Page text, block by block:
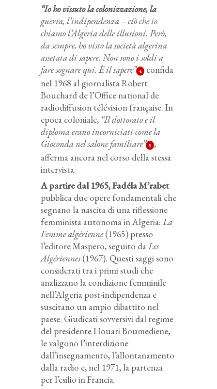
“Io ho vissuto la colonizzazione, la
guerra, l’indipendenza – ciò che io
chiamo l’Algeria delle illusioni. Però,
da sempre, ho visto la società algerina
assetata di sapere. Non sono i soldi a
fare sognare qui. È il sapere” 4
confida
nel 1968 al giornalista Robert
Bouchard de l’Office national de
radiodiffusion télévision française. In
epoca coloniale, “Il dottorato e il
diploma erano incorniciati come la
Gioconda nel salone familiare” 5 ,
afferma ancora nel corso della stessa
intervista.
A partire dal 1965, Fadéla M’rabet
pubblica due opere fondamentali che
segnano la nascita di una riflessione
femminista autonoma in Algeria: La
Femme algérienne(1965) presso
l’editore Maspero, seguito daLes
Algériennes(1967). Questi saggi sono
considerati tra i primi studi che
analizzano la condizione femminile
nell’Algeria post-indipendenza e
suscitano un ampio dibattito nel
paese. Giudicati sovversivi dal regime
del presidente Houari Boumediene,
le valgono l’interdizione
dall’insegnamento, l’allontanamento
dalla radio e, nel 1971, la partenza
per l’esilio in Francia.